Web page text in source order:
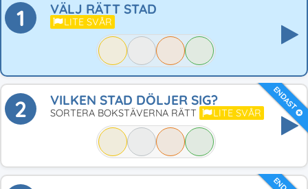
1 VÄLJ RÄTT STAD
LITE SVÅR
ENDAST
2 VILKEN STAD DÖLJER SIG?
SORTERA BOKSTÄVERNA RÄTT LITE SVÅR